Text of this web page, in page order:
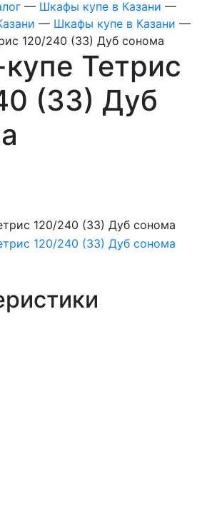
— Шкафы купе в Казани —
— Шкафы купе в Казани —
120/240 (ЗЗ) Дуб сонома
Тетрис
(ЗЗ) Дуб